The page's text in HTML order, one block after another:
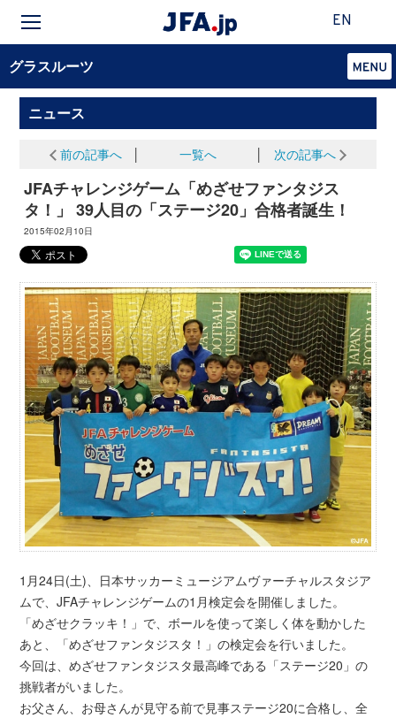
EN
グラスルーツ
ニュース
前の記事へ 一覧へ 次の記事へ
JFAチャレンジゲーム「めざせファンタジス
タ！」 39人目の「ステージ20」合格者誕生！
2015年02月10日
1月24日(土)、日本サッカーミュージアムヴァーチャルスタジア
ムで、JFAチャレンジゲームの1月検定会を開催しました。
「めざせクラッキ！」で、ボールを使って楽しく体を動かした
あと、「めざせファンタジスタ！」の検定会を行いました。
今回は、めざせファンタジスタ最高峰である「ステージ20」の
挑戦者がいました。
お父さん、お母さんが見守る前で見事ステージ20に合格し、全